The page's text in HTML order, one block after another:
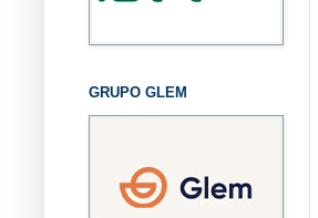
GRUPO GLEM